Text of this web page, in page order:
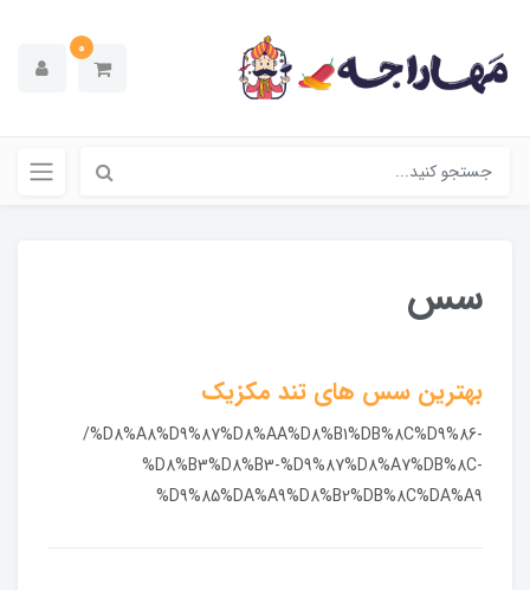
0
سس
بهترین سس های تند مکزیک
/%D8%A8%D9%87%D8%AA%D8%B1%DB%8C%D9%86-
%D8%B3%D8%B3-%D9%87%D8%A7%DB%8C-
%D9%85%DA%A9%D8%B2%DB%8C%DA%A9